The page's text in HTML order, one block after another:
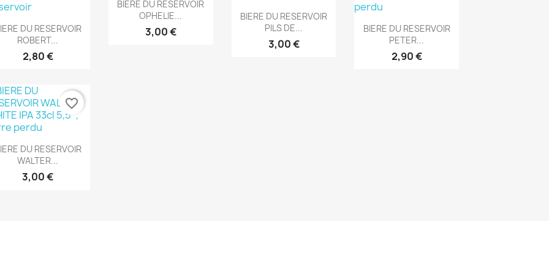
Aperçu rapide
DU RESERVOIR
ROBERT...
2,80 €
BIERE DU RESERVOIR
OPHELIE...
3,00 €
Aperçu rapide
BIERE DU RESERVOIR
PILS DE...
3,00 €
Aperçu rapide
BIERE DU RESERVOIR
PETER...
2,90 €
Aperçu rapide
DU RESERVOIR
WALTER...
3,00 €
favorite_border